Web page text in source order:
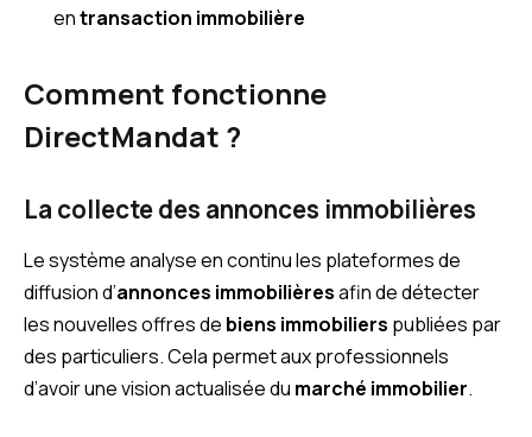
entransaction immobilière
Comment fonctionne
DirectMandat ?
La collecte des annonces immobilières
Le système analyse en continu les plateformes de
diffusion d’annonces immobilièresafin de détecter
les nouvelles offres de biens immobiliers publiées par
des particuliers. Cela permet aux professionnels
d’avoir une vision actualisée du marché immobilier.